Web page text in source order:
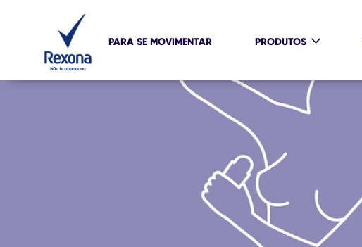
PARA SE MOVIMENTAR PRODUTOS